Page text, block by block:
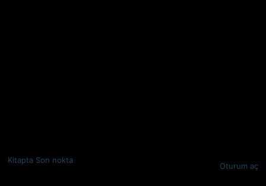
Kitapta Son nokta
Oturum aç